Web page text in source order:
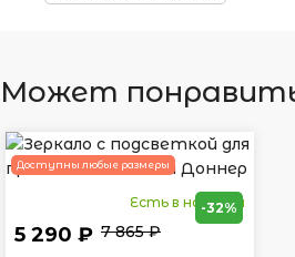
Может
Доступны любые размеры
Есть в наличии
5 290 ₽ 7 865 ₽
-32%